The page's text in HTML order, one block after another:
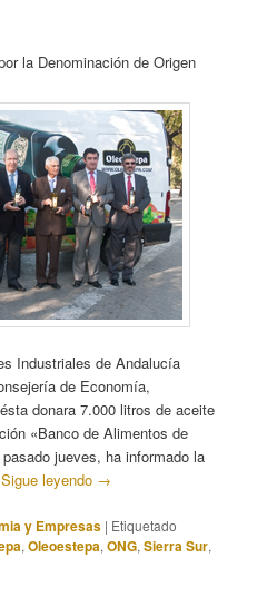
la Denominación de Origen
Industriales de Andalucía
de Economía,
donara 7.000 litros de aceite
«Banco de Alimentos de
jueves, ha informado la
Sigue leyendo →
y Empresas | Etiquetado
,Oleoestepa,ONG,Sierra Sur,